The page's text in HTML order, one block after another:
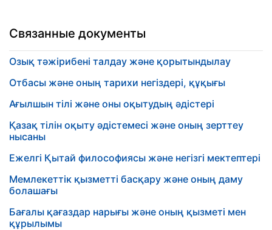
Связанные документы
Озық тәжірибені талдау және қорытындылау
Отбасы және оның тарихи негіздері, құқығы
Ағылшын тілі және оны оқытудың әдістері
Қазақ тілін оқыту әдістемесі және оның зерттеу
нысаны
Ежелгі Қытай философиясы және негізгі мектептері
Мемлекеттік қызметті басқару және оның даму
болашағы
Бағалы қағаздар нарығы және оның қызметі мен
құрылымы